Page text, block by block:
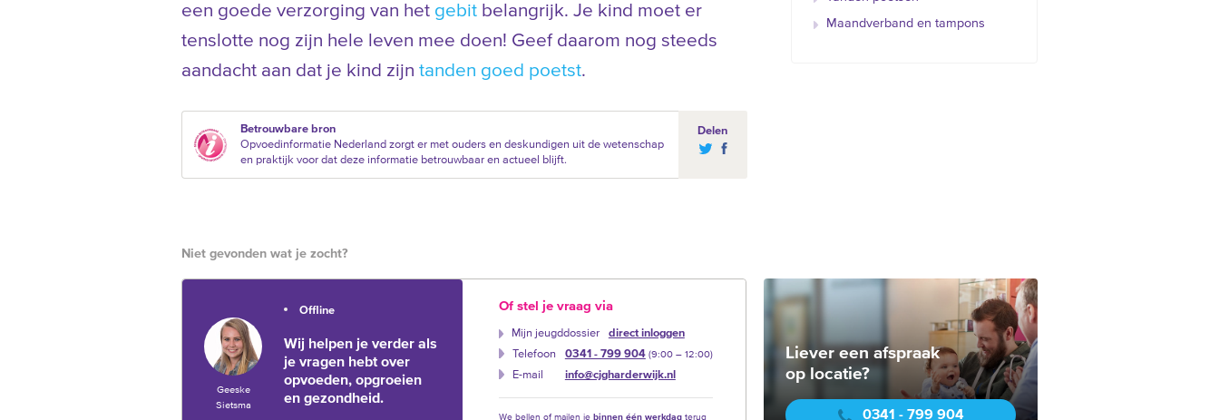
een goede verzorging van het gebit belangrijk. Je kind moet er
tenslotte nog zijn hele leven mee doen! Geef daarom nog steeds
aandacht aan dat je kind zijn tanden goed poetst.
Betrouwbare bron
Opvoedinformatie Nederland zorgt er met ouders en deskundigen uit de wetenschap
en praktijk voor dat deze informatie betrouwbaar en actueel blijft.
Delen
Maandverband en tampons
Niet gevonden wat je zocht?
Geeske
Sietsma
Offline
Wij helpen je verder als
je vragen hebt over
opvoeden, opgroeien
en gezondheid.
Of stel je vraag via
Mijn jeugddossier
direct inloggen
Telefoon
0341 - 799 904 (9:00 –‍ 12:00)
E-mail info@cjgharderwijk.nl
We bellen of mailen je binnen één werkdagterug
Liever een afspraak
op locatie?
0341 - 799 904